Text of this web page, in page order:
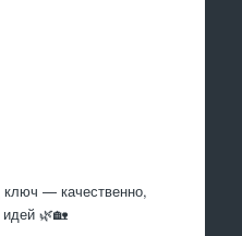
— качественно,
🌿🏡